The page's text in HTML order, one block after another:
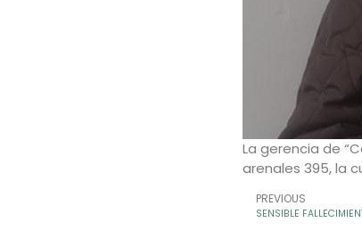
La gerencia de
arenales 395, la
PREVIOUS
SENSIBLE